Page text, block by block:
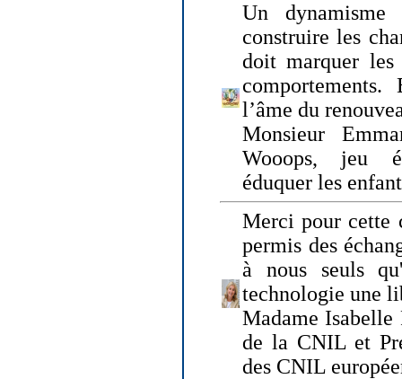
Un dynamisme
construire les
doit marquer les
l’âme du
Monsieur
Wooops, jeu
éduquer les
Merci pour cette
permis des
à nous seuls
technologie une
Madame Isabelle
de la CNIL et
des CNIL